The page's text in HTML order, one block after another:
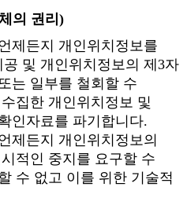
의 권리)
제든지 개인위치정보를
및 개인위치정보의 제3자
는 일부를 철회할 수
집한 개인위치정보 및
인자료를 파기합니다.
제든지 개인위치정보의
적인 중지를 요구할 수
수 없고 이를 위한 기술적